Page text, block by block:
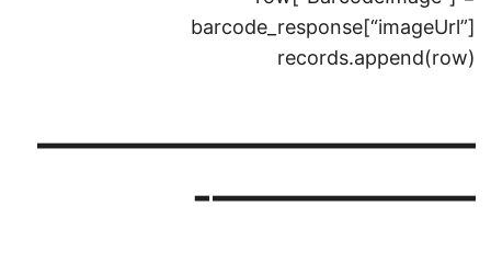
barcode_response[“imageUrl”]
records.append(row)
——————————
——————-